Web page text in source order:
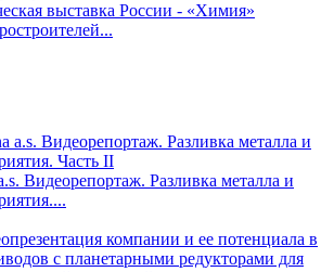
выставка России - «Химия»
Видеорепортаж. Разливка металла и